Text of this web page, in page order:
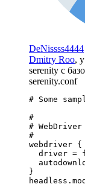
DeNissss4444
Dmitry Roo,
serenity c
serenity.conf
# Some
#
#
#
webdriver {
driver =
}